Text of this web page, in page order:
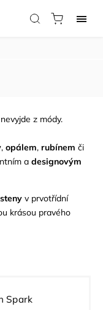
z módy.
, opálem, rubínem či
a designovým
v prvotřídní
krásou pravého
Spark